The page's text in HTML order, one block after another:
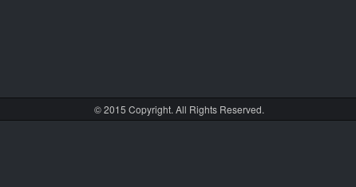
© 2015 Copyright. All Rights Reserved.